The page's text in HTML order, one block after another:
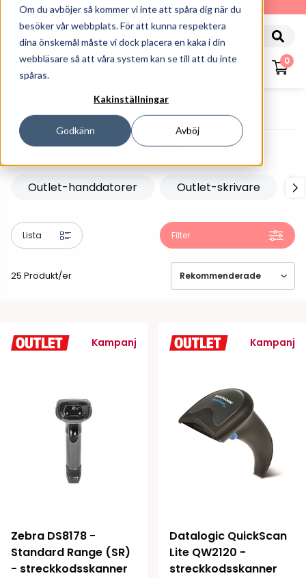
Om du avböjer så kommer vi inte att spåra dig när du
besöker vår webbplats. För att kunna respektera
dina önskemål måste vi dock placera en kaka i din
webbläsare så att våra system kan se till att du inte
spåras.
Kakinställningar
Godkänn Avböj
010-162 61 90
0
Outlet
Outlet
Outlet-handdatorer Outlet-skrivare
25 Produkt/er
Lista Filter
Kampanj
Zebra DS8178 -
Standard Range (SR)
- streckkodsskanner
Kampanj
Datalogic QuickScan
Lite QW2120 -
streckkodsskanner